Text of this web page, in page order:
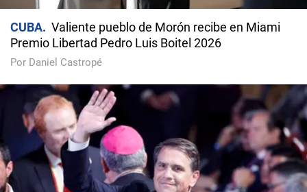
CUBA
Valiente pueblo de Morón recibe en Miami
Premio Libertad Pedro Luis Boitel 2026
Por Daniel Castropé